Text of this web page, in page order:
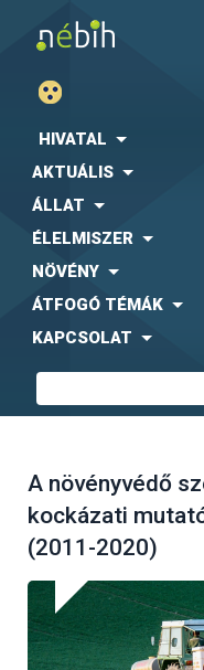
HIVATAL
AKTUÁLIS
ÁLLAT
ÉLELMISZER
NÖVÉNY
ÁTFOGÓ TÉMÁK
KAPCSOLAT
A növényvédő
kockázati
(2011-2020)